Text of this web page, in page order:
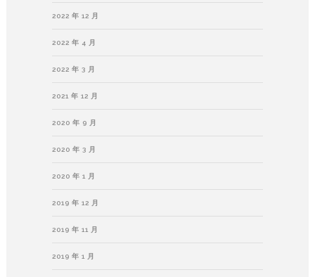
2022 年 12 月
2022 年 4 月
2022 年 3 月
2021 年 12 月
2020 年 9 月
2020 年 3 月
2020 年 1 月
2019 年 12 月
2019 年 11 月
2019 年 1 月